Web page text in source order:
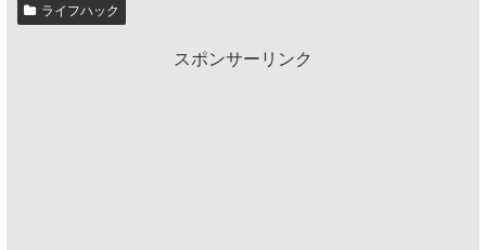
ライフハック
スポンサーリンク